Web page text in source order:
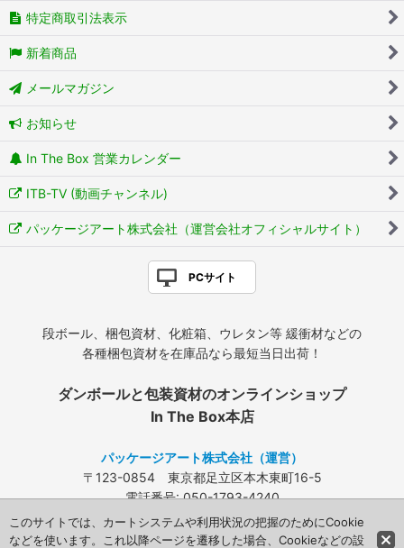
特定商取引法表示
新着商品
メールマガジン
お知らせ
In The Box 営業カレンダー
ITB-TV (動画チャンネル)
パッケージアート株式会社（運営会社オフィシャルサイト）
PCサイト
段ボール、梱包資材、化粧箱、ウレタン等 緩衝材などの
各種梱包資材を在庫品なら最短当日出荷！
ダンボールと包装資材のオンラインショップ
In The Box本店
パッケージアート株式会社（運営）
〒123-0854 東京都足立区本木東町16-5
電話番号: 050-1793-4240
FAX: 03-3840-4424
メールアドレス:info@packageart.co.jp
このサイトでは、カートシステムや利用状況の把握のためにCookie
などを使います。これ以降ページを遷移した場合、Cookieなどの設